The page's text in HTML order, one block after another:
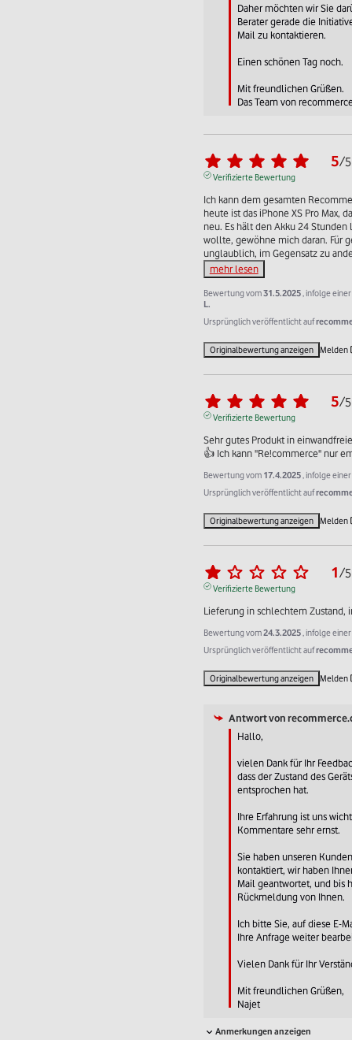
Daher möchten wir Sie
Berater gerade die
Mail zu kontaktieren.
Einen schönen Tag noch.
Mit freundlichen Grüßen.
Das Team von
5/5
Verifizierte Bewertung
Ich kann dem gesamten
heute ist das iPhone XS Pro Max,
neu. Es hält den Akku 24
wollte, gewöhne mich daran. Für
unglaublich, im Gegensatz zu
mehr lesen
Bewertung vom31.5.2025 , infolge
L.
Ursprünglich veröffentlicht auf
Originalbewertung anzeigen Melden
5/5
Verifizierte Bewertung
Sehr gutes Produkt in
👍 Ich kann "Re!commerce" nur
Bewertung vom 17.4.2025 , infolge
Ursprünglich veröffentlicht auf
Originalbewertung anzeigen Melden
1/5
Verifizierte Bewertung
Lieferung in schlechtem Zustand,
Bewertung vom24.3.2025 , infolge
Ursprünglich veröffentlicht auf
Originalbewertung anzeigen Melden
Antwort von
Hallo,
vielen Dank für Ihr
dass der Zustand des
entsprochen hat.
Ihre Erfahrung ist uns
Kommentare sehr ernst.
Sie haben unseren
kontaktiert, wir haben
Mail geantwortet, und bis
Rückmeldung von Ihnen.
Ich bitte Sie, auf diese E-
Ihre Anfrage weiter
Vielen Dank für Ihr
Mit freundlichen Grüßen,
Najet
Anmerkungen anzeigen